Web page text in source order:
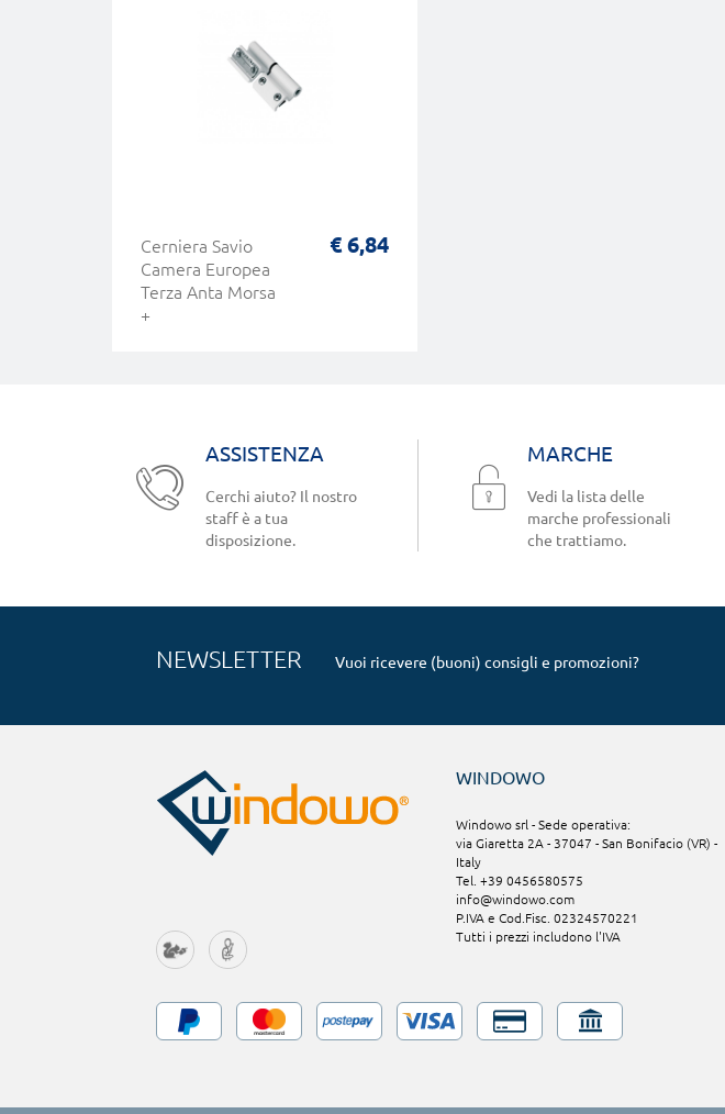
Cerniera Savio
Camera Europea
Terza Anta Morsa
+
€ 6,84
ASSISTENZA
Cerchi aiuto? Il nostro
staff è a tua
disposizione.
MARCHE
Vedi la lista delle
marche professionali
che trattiamo.
NEWSLETTER Vuoi ricevere (buoni) consigli e promozioni?
WINDOWO
Windowo srl - Sede operativa:
via Giaretta 2A - 37047 - San Bonifacio (VR) -
Italy
Tel. +39 0456580575
info@windowo.com
P.IVA e Cod.Fisc. 02324570221
Tutti i prezzi includono l'IVA